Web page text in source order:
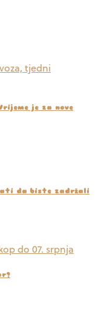
je za nove
da biste zadržali